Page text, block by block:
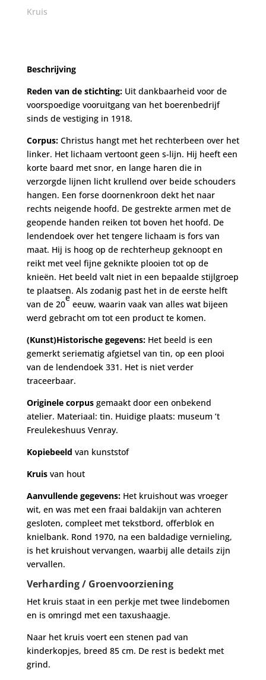
Kruis
Beschrijving
Reden van de stichting: Uit dankbaarheid voor de
voorspoedige vooruitgang van het boerenbedrijf
sinds de vestiging in 1918.
Corpus: Christus hangt met het rechterbeen over het
linker. Het lichaam vertoont geen s-lijn. Hij heeft een
korte baard met snor, en lange haren die in
verzorgde lijnen licht krullend over beide schouders
hangen. Een forse doornenkroon dekt het naar
rechts neigende hoofd. De gestrekte armen met de
geopende handen reiken tot boven het hoofd. De
lendendoek over het tengere lichaam is fors van
maat. Hij is hoog op de rechterheup geknoopt en
reikt met veel fijne geknikte plooien tot op de
knieën. Het beeld valt niet in een bepaalde stijlgroep
te plaatsen. Als zodanig past het in de eerste helft
van de 20
e
eeuw, waarin vaak van alles wat bijeen
werd gebracht om tot een product te komen.
(Kunst)Historische gegevens: Het beeld is een
gemerkt seriematig afgietsel van tin, op een plooi
van de lendendoek 331. Het is niet verder
traceerbaar.
Originele corpusgemaakt door een onbekend
atelier. Materiaal: tin. Huidige plaats: museum ’t
Freulekeshuus Venray.
Kopiebeeld van kunststof
Kruisvan hout
Aanvullende gegevens: Het kruishout was vroeger
wit, en was met een fraai baldakijn van achteren
gesloten, compleet met tekstbord, offerblok en
knielbank. Rond 1970, na een baldadige vernieling,
is het kruishout vervangen, waarbij alle details zijn
vervallen.
Verharding / Groenvoorziening
Het kruis staat in een perkje met twee lindebomen
en is omringd met een taxushaagje.
Naar het kruis voert een stenen pad van
kinderkopjes, breed 85 cm. De rest is bedekt met
grind.